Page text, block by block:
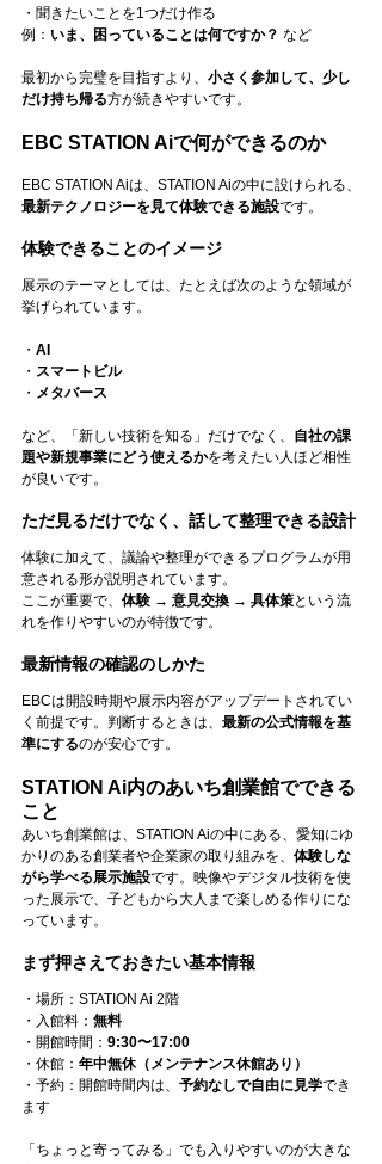
・聞きたいことを1つだけ作る
例： いま、困っていることは何ですか？ など
最初から完璧を目指すより、 小さく参加して、少し
だけ持ち帰る方が続きやすいです。
EBC STATION Aiで何ができるのか
EBC STATION Aiは、STATION Aiの中に設けられる、
最新テクノロジーを見て体験できる施設です。
体験できることのイメージ
展示のテーマとしては、たとえば次のような領域が
挙げられています。
・ AI
・ スマートビル
・ メタバース
など、「新しい技術を知る」だけでなく、 自社の課
題や新規事業にどう使えるかを考えたい人ほど相性
が良いです。
ただ見るだけでなく、話して整理できる設計
体験に加えて、議論や整理ができるプログラムが用
意される形が説明されています。
ここが重要で、 体験 → 意見交換 → 具体策という流
れを作りやすいのが特徴です。
最新情報の確認のしかた
EBCは開設時期や展示内容がアップデートされてい
く前提です。判断するときは、 最新の公式情報を基
準にするのが安心です。
STATION Ai内のあいち創業館でできる
こと
あいち創業館は、STATION Aiの中にある、愛知にゆ
かりのある創業者や企業家の取り組みを、 体験しな
がら学べる展示施設です。映像やデジタル技術を使
った展示で、子どもから大人まで楽しめる作りにな
っています。
まず押さえておきたい基本情報
・場所：STATION Ai 2階
・入館料： 無料
・開館時間： 9:30〜17:00
・休館： 年中無休（メンテナンス休館あり）
・予約：開館時間内は、 予約なしで自由に見学でき
ます
「ちょっと寄ってみる」でも入りやすいのが大きな